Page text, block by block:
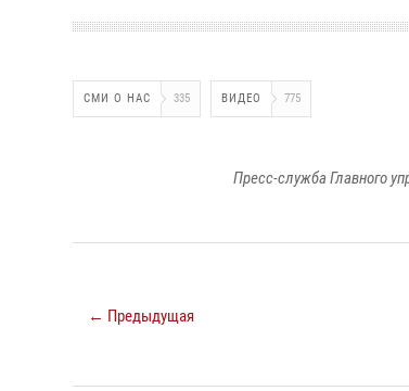
СМИ О НАС 335 ВИДЕО 775
Пресс-служба Главного
← Предыдущая